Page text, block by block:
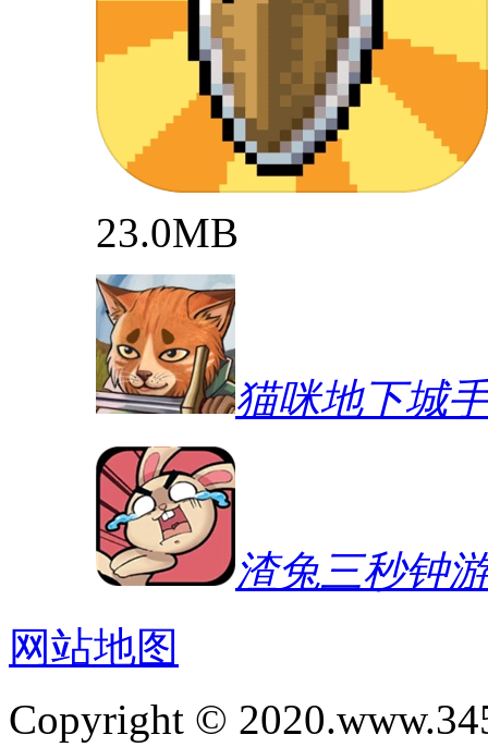
23.0MB
猫咪地下城
渣兔三秒钟
网站地图
Copyright ©